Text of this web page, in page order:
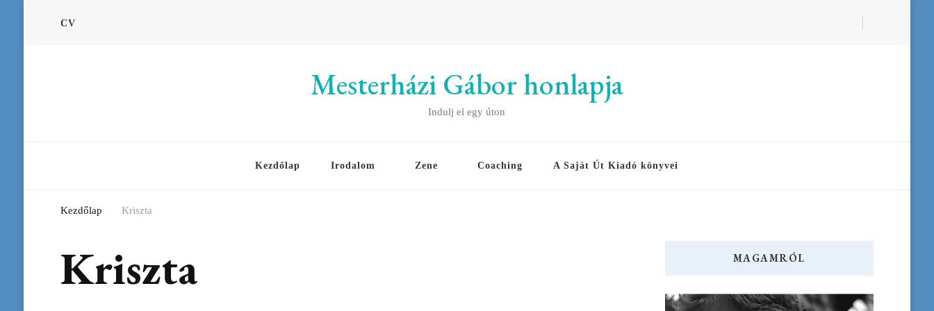
CV
Mesterházi Gábor honlapja
Indulj el egy úton
Kezdőlap Irodalom Zene Coaching A Saját Út Kiadó könyvei
Kezdőlap Kriszta
Kriszta MAGAMRÓL